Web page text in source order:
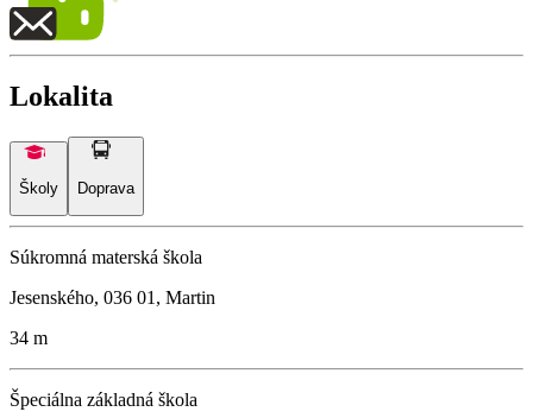
Lokalita
Školy Doprava
Súkromná materská škola
Jesenského, 036 01, Martin
34 m
Špeciálna základná škola